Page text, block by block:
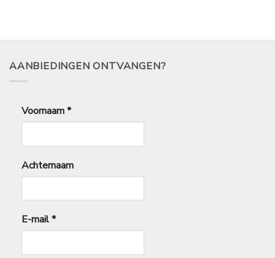
AANBIEDINGEN ONTVANGEN?
Voornaam*
Achternaam
E-mail*